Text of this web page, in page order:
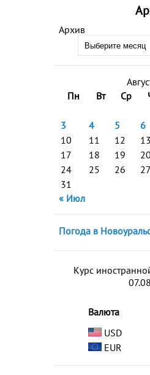
Архив
Пн
Вт Ср
3
4 5 6
10
11 12 13
17
18 19 20
24
25 26 27
31
« Июл
Погода в
Курс
Валюта
USD
EUR